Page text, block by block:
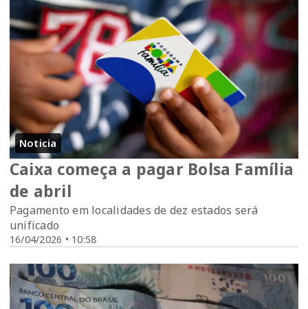
Noticia
16/04/2026 • 10:58
Caixa começa a pagar Bolsa Família
de abril
Pagamento em localidades de dez estados será
unificado